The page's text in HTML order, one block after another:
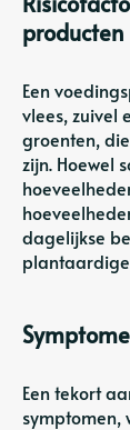
producten
Een
vlees, zuivel
groenten,
zijn. Hoewel
dagelijkse
Een tekort
symptomen,